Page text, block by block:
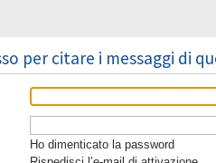
per citare i messaggi di
Ho dimenticato la password